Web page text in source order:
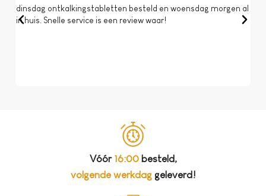
dinsdag ontkalkingstabletten besteld en woensdag morgen al
in huis. Snelle service is een review waar!
Vóór 16:00besteld,
volgende werkdag geleverd!